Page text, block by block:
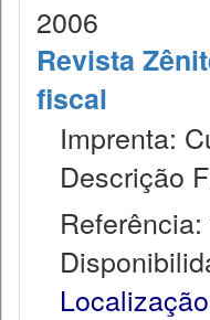
2006
Revista
fiscal
Imprenta:
Descrição
Referência: